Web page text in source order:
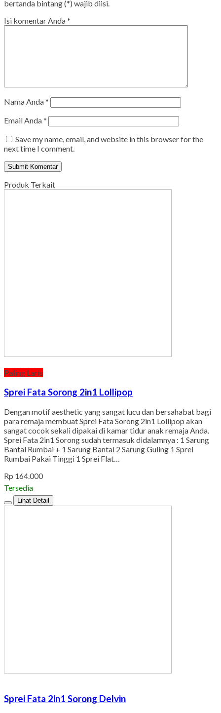
bertanda bintang (*) wajib diisi.
Isi komentar Anda*
Nama Anda*
Email Anda*
Save my name, email, and website in this browser for the
next time I comment.
Produk Terkait
Paling Laris
Sprei Fata Sorong 2in1 Lollipop
Dengan motif aesthetic yang sangat lucu dan bersahabat bagi
para remaja membuat Sprei Fata Sorong 2in1 Lollipop akan
sangat cocok sekali dipakai di kamar tidur anak remaja Anda.
Sprei Fata 2in1 Sorong sudah termasuk didalamnya : 1 Sarung
Bantal Rumbai + 1 Sarung Bantal 2 Sarung Guling 1 Sprei
Rumbai Pakai Tinggi 1 Sprei Flat…
Rp 164.000
Tersedia
Lihat Detail
Sprei Fata 2in1 Sorong Delvin